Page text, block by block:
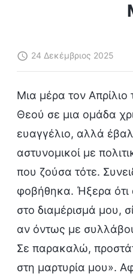
24 Δεκέμβριος 2025
Μια μέρα τον
Θεού σε μια ομάδα
ευαγγέλιο, αλλά
αστυνομικοί με
που ζούσα τότε.
φοβήθηκα. Ήξερα ότι
στο διαμέρισμά μου,
αν όντως με
Σε παρακαλώ,
στη μαρτυρία μου».